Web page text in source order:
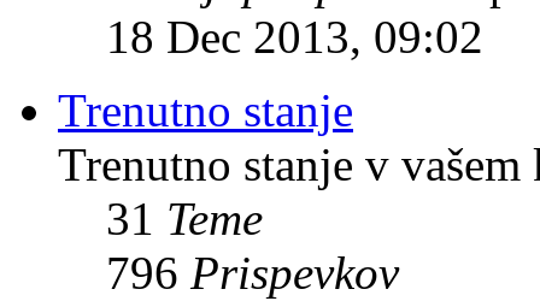
18 Dec 2013, 09:02
Trenutno stanje
Trenutno stanje v vašem
31 Teme
796 Prispevkov